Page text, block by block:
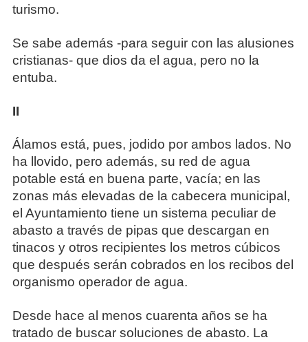
turismo.
Se sabe además -para seguir con las alusiones
cristianas- que dios da el agua, pero no la
entuba.
II
Álamos está, pues, jodido por ambos lados. No
ha llovido, pero además, su red de agua
potable está en buena parte, vacía; en las
zonas más elevadas de la cabecera municipal,
el Ayuntamiento tiene un sistema peculiar de
abasto a través de pipas que descargan en
tinacos y otros recipientes los metros cúbicos
que después serán cobrados en los recibos del
organismo operador de agua.
Desde hace al menos cuarenta años se ha
tratado de buscar soluciones de abasto. La